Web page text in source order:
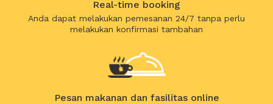
Real-time booking
Anda dapat melakukan pemesanan 24/7 tanpa perlu
melakukan konfirmasi tambahan
Pesan makanan dan fasilitas online